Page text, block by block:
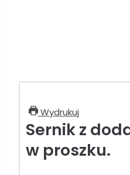
Wydrukuj
Sernik z
w proszku.